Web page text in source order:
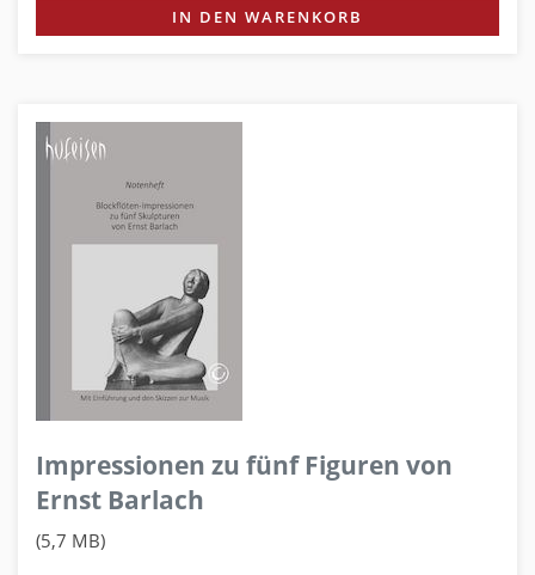
IN DEN WARENKORB
Impressionen zu fünf Figuren von
Ernst Barlach
(5,7 MB)